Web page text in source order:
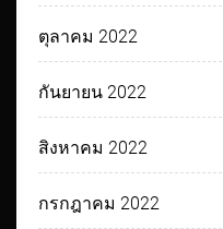
ตุลาคม 2022
กันยายน 2022
สิงหาคม 2022
กรกฎาคม 2022